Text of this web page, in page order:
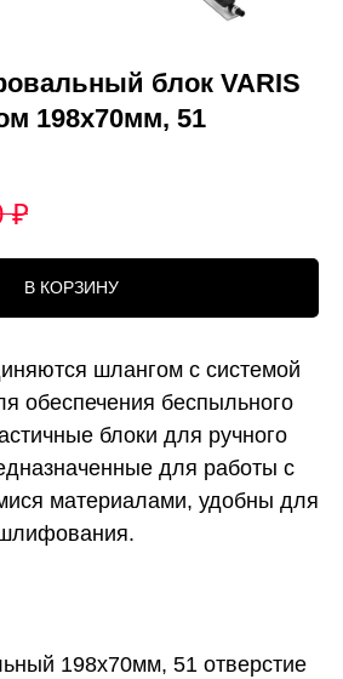
блок VARIS
198х70мм, 51
₽
В КОРЗИНУ
шлангом с системой
обеспечения беспыльного
блоки для ручного
для работы c
материалами, удобны для
шлифования.
198х70мм, 51 отверстие